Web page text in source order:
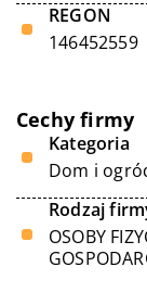
REGON
146452559
Cechy firmy
Kategoria
Dom i
Rodzaj
OSOBY